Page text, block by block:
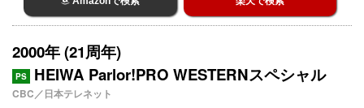
2000年 (21周年)
PS HEIWA Parlor!PRO WESTERNスペシャル
CBC／日本テレネット